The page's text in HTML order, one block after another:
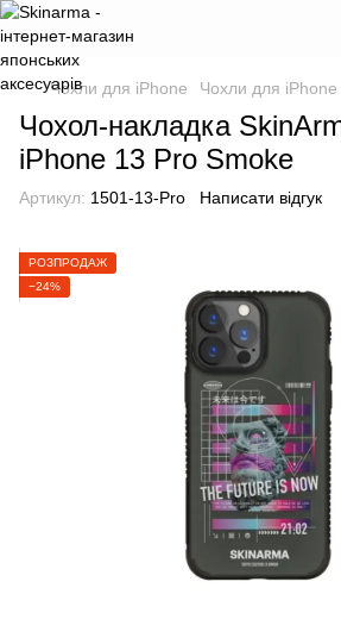
Чохли для iPhone Чохли для iPhone
Чохол-накладка
iPhone 13 Pro Smoke
Артикул: 1501-13-Pro Написати відгук
РОЗПРОДАЖ
−24%